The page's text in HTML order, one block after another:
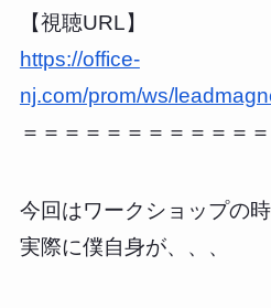
【視聴URL】
https://office-
nj.com/prom/ws/
＝＝＝＝＝＝＝＝＝＝＝
今回はワークショップの時
実際に僕自身が、、、